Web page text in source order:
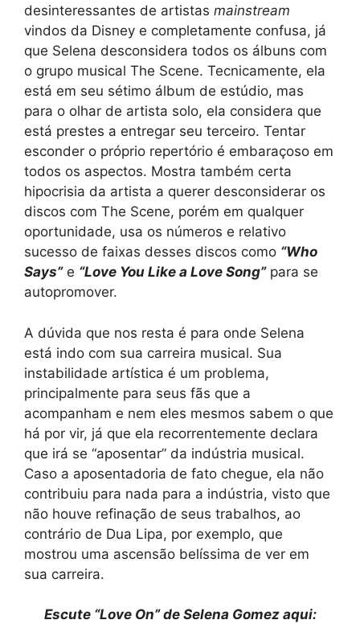
desinteressantes de artistas mainstream
vindos da Disney e completamente confusa, já
que Selena desconsidera todos os álbuns com
o grupo musical The Scene. Tecnicamente, ela
está em seu sétimo álbum de estúdio, mas
para o olhar de artista solo, ela considera que
está prestes a entregar seu terceiro. Tentar
esconder o próprio repertório é embaraçoso em
todos os aspectos. Mostra também certa
hipocrisia da artista a querer desconsiderar os
discos com The Scene, porém em qualquer
oportunidade, usa os números e relativo
sucesso de faixas desses discos como “Who
Says”e “Love You Like a Love Song”para se
autopromover.
A dúvida que nos resta é para onde Selena
está indo com sua carreira musical. Sua
instabilidade artística é um problema,
principalmente para seus fãs que a
acompanham e nem eles mesmos sabem o que
há por vir, já que ela recorrentemente declara
que irá se “aposentar” da indústria musical.
Caso a aposentadoria de fato chegue, ela não
contribuiu para nada para a indústria, visto que
não houve refinação de seus trabalhos, ao
contrário de Dua Lipa, por exemplo, que
mostrou uma ascensão belíssima de ver em
sua carreira.
Escute “Love On” de Selena Gomez aqui: